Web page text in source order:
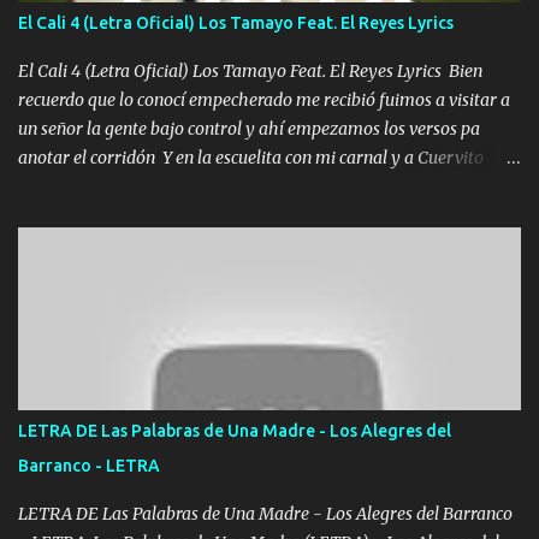
aunque ustedes no sepan Pero la vida es muy corta Hay que
echarle chingazos Y seguir trabajando porque nada es...
El Cali 4 (Letra Oficial) Los Tamayo Feat. El Reyes Lyrics
El Cali 4 (Letra Oficial) Los Tamayo Feat. El Reyes Lyrics Bien
recuerdo que lo conocí empecherado me recibió fuimos a visitar a
un señor la gente bajo control y ahí empezamos los versos pa
anotar el corridón Y en la escuelita con mi carnal y a Cuervito
verde se le extraña pa que sepan Aquí Pura GENTE DE LA RANA 🐸
POR CLAVE ES EL CALI 4 EN LA CIUDAD TIJUANA Música Al
tirante andamos mi carnal atento a cualquier necesidad no porque
se ve limpio el camino nos confiamos al andar y nunca con la
misma piedra me vuelvo a tropezar Cuando ando de enamorado
en corto me tiró a per...
LETRA DE Las Palabras de Una Madre - Los Alegres del
Barranco - LETRA
LETRA DE Las Palabras de Una Madre - Los Alegres del Barranco